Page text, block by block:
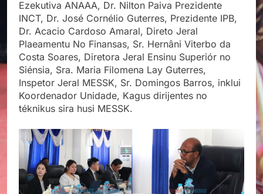
Ezekutiva ANAAA, Dr. Nilton Paiva Prezidente
INCT, Dr. José Cornélio Guterres, Prezidente IPB,
Dr. Acacio Cardoso Amaral, Direto Jeral
Plaeamentu No Finansas, Sr. Hernâni Viterbo da
Costa Soares, Diretora Jeral Ensinu Superiór no
Siénsia, Sra. Maria Filomena Lay Guterres,
Inspetor Jeral MESSK, Sr. Domingos Barros, inklui
Koordenador Unidade, Kagus dirijentes no
téknikus sira husi MESSK.